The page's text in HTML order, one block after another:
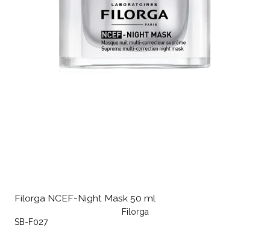
Filorga NCEF-Night Mask 50 ml
Filorga
SB-F027